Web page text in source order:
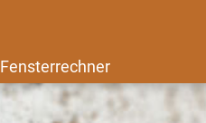
Fensterrechner